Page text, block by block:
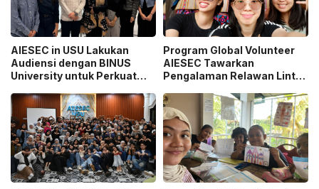
AIESEC in USU Lakukan
Audiensi dengan BINUS
University untuk Perkuat
Mahasiswa
Program Global Volunteer
AIESEC Tawarkan
Pengalaman Relawan Lintas